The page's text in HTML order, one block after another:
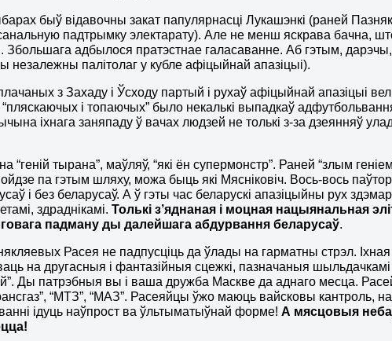
быў відавочны закат папулярнасці Лукашэнкі (раней Пазняк
падтрымку электарату). Але не менш яскрава бачна,
Збольшага адбылося пратэстнае галасаванне. Аб гэтым,
незалежны палітолаг у кубле афіцыйнай апазіцыі).
з Захаду і Ўсходу партый і рухаў афіцыйнай апазіцыі
і топаючых” было некалькі выпадкаў
іхнага заняпаду ў вачах людзей не толькі з-за дзеянняў
“геній тырана”, маўляў, “які ён супермонстр”. Раней “злым
па гэтым шляху, можа быць які Мясніковіч. Вось-вось
і без беларусаў. А ў гэты час беларускі апазіцыйны рух
здраднікамі.Толькі з’яднаная і моцная нацыянальная
падману ды далейшага абдурвання беларусаў.
Расея не падпусціць да ўлады на гарматны стрэл.
на другасныя і фантазійныя сцежкі, пазначаныя
Ды патрэбныя вы і ваша дружба Маскве да аднаго месца.
“МТЗ”, “МАЗ”. Расеяйцы ўжо маюць вайсковы кантроль,
ідуць наўпрост ва ўльтыматыўнай форме!А мясцовыя